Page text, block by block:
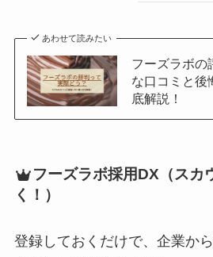
あわせて読みたい
フーズラボの
な口コミと後
底解説！
フーズラボ採用DX（スカ
く！）
登録しておくだけで、企業か